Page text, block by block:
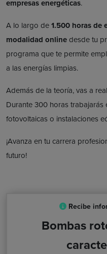
empresas energéticas.
A lo largo de1.500 horas de
modalidad onlinedesde tu
programa que te permite
a las energías limpias.
Además de la teoría, vas a
Durante 300 horas trabajarás
fotovoltaicas o instalaciones
¡Avanza en tu carrera
futuro!
Recibe
Bombas